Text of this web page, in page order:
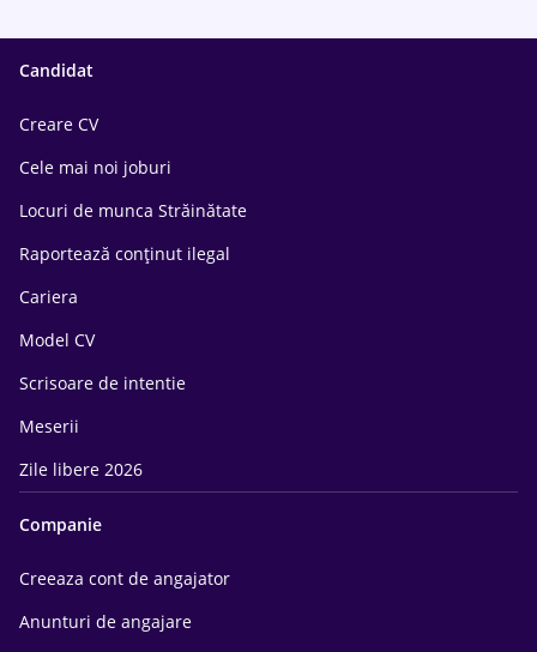
Candidat
Creare CV
Cele mai noi joburi
Locuri de munca Străinătate
Raportează conținut ilegal
Cariera
Model CV
Scrisoare de intentie
Meserii
Zile libere 2026
Companie
Creeaza cont de angajator
Anunturi de angajare